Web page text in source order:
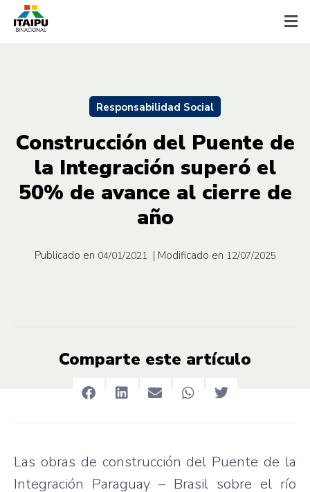
Responsabilidad Social
Construcción del Puente de
la Integración superó el
50% de avance al cierre de
año
Publicado en 04/01/2021 | Modificado en 12/07/2025
Comparte este artículo
Las obras de construcción del Puente de la
Integración Paraguay – Brasil sobre el río